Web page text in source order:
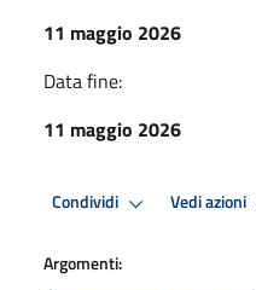
11 maggio 2026
Data fine:
11 maggio 2026
Condividi Vedi azioni
Argomenti: